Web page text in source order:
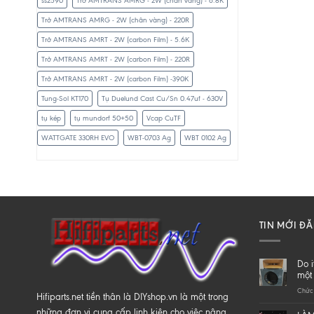
Trở AMTRANS AMRG - 2W (chân vàng) - 220R
Trở AMTRANS AMRT - 2W (carbon Film) - 5.6K
Trở AMTRANS AMRT - 2W (carbon Film) - 220R
Trở AMTRANS AMRT - 2W (carbon Film) -390K
Tung-Sol KT170 Tụ Duelund Cast Cu/Sn 0.47uf - 630V
tụ kép tụ mundorf 50+50 Vcap CuTF
WATTGATE 330RH EVO WBT-0703 Ag WBT 0102 Ag
Hifiparts.net tiền thân là DIYshop.vn là một trong
TIN MỚI
Do
Chức